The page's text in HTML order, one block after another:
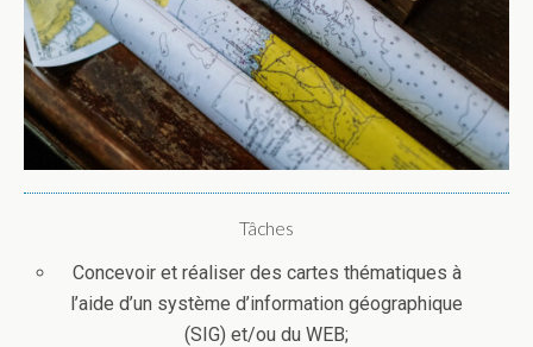
Tâches
Concevoir et réaliser des cartes thématiques à
l’aide d’un système d’information géographique
(SIG) et/ou du WEB;